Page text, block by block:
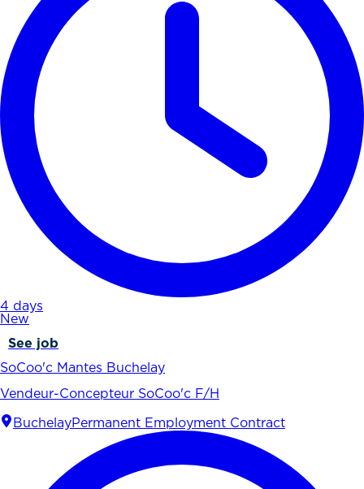
4 days
New
See job
SoCoo'c Mantes Buchelay
Vendeur-Concepteur SoCoo'c F/H
BuchelayPermanent Employment Contract